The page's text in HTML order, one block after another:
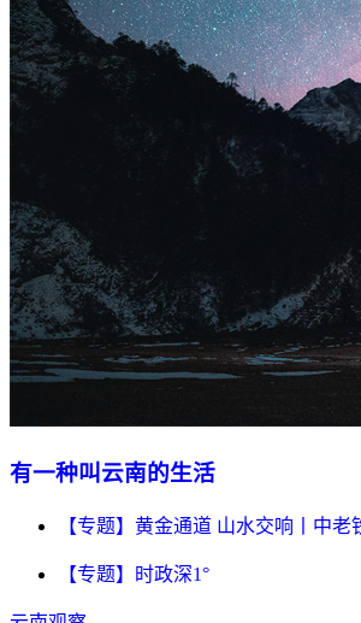
有一种叫云南的生活
【专题】黄金通道 山水交响丨中老
【专题】时政深1°